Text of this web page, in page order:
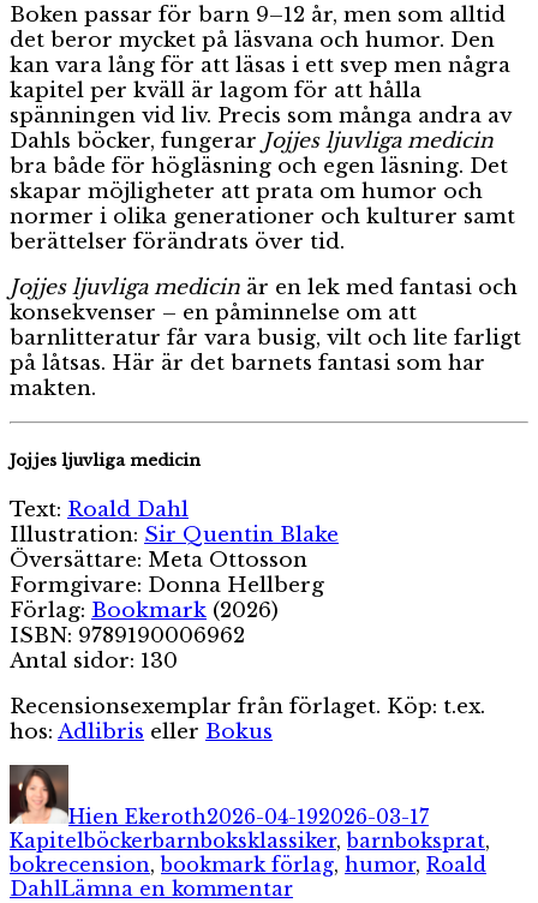
Boken passar för barn 9–12 år, men som alltid
det beror mycket på läsvana och humor. Den
kan vara lång för att läsas i ett svep men några
kapitel per kväll är lagom för att hålla
spänningen vid liv. Precis som många andra av
Dahls böcker, fungerar Jojjes ljuvliga medicin
bra både för högläsning och egen läsning. Det
skapar möjligheter att prata om humor och
normer i olika generationer och kulturer samt
berättelser förändrats över tid.
Jojjes ljuvliga medicin är en lek med fantasi och
konsekvenser – en påminnelse om att
barnlitteratur får vara busig, vilt och lite farligt
på låtsas. Här är det barnets fantasi som har
makten.
Jojjes ljuvliga medicin
Text: Roald Dahl
Illustration: Sir Quentin Blake
Översättare: Meta Ottosson
Formgivare: Donna Hellberg
Förlag: Bookmark (2026)
ISBN: 9789190006962
Antal sidor: 130
Recensionsexemplar från förlaget. Köp: t.ex.
hos: Adlibris eller Bokus
Hien Ekeroth2026-04-192026-03-17
KapitelböckerEtiketter
barnboksklassiker,barnboksprat,
bokrecension,bookmark förlag, humor, Roald
DahlLämna en kommentartill